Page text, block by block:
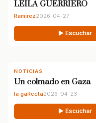
LEILA GUERRIERO
Ramírez2026-04-27
▶ Escuchar
NOTICIAS
Un colmado en Gaza
la gaRceta2026-04-23
▶ Escuchar